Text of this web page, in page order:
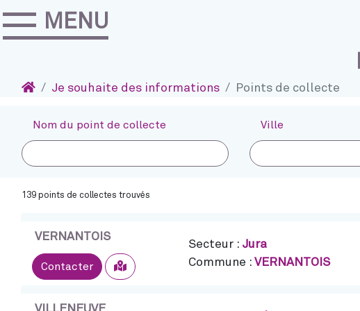
Accéder au contenu
MENU
AccueilJe souhaite des informations Points de collecte
Nom du point de collecte Ville
139 points de collectes trouvés
VERNANTOIS
Contacter Sélectionner
Secteur : Jura
Commune : VERNANTOIS